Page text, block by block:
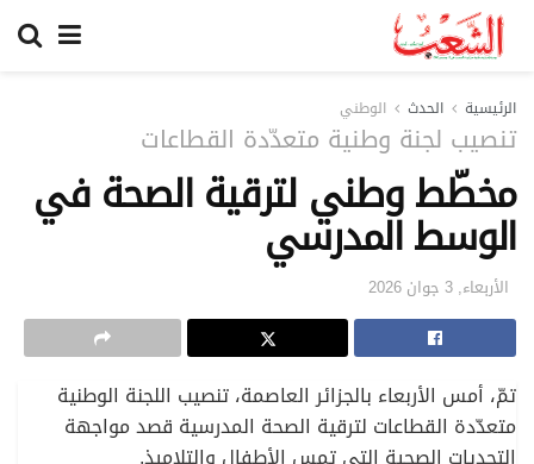
الرئيسية الحدث الوطني
تنصيب لجنة وطنية متعدّدة القطاعات
مخطّط وطني لترقية الصحة في
الوسط المدرسي
الأربعاء, 3 جوان 2026
تمّ، أمس الأربعاء بالجزائر العاصمة، تنصيب اللجنة الوطنية
متعدّدة القطاعات لترقية الصحة المدرسية قصد مواجهة